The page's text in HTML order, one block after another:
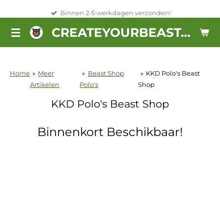
naar
CREATEYOURBEAST.NL
Binnen 2-5 werkdagen verzonden!
Home » Meer
Artikelen
» Beast Shop
Polo's
» KKD Polo's Beast
Shop
KKD Polo's Beast Shop
Binnenkort Beschikbaar!